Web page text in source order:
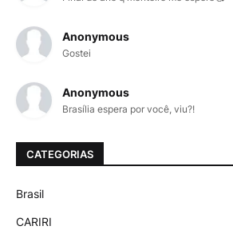
Anonymous
Gostei
Anonymous
Brasília espera por você, viu?!
CATEGORIAS
Brasil
CARIRI